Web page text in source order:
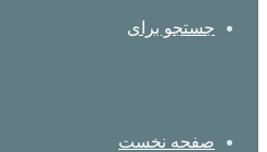
جستجو برای
صفحه نخست